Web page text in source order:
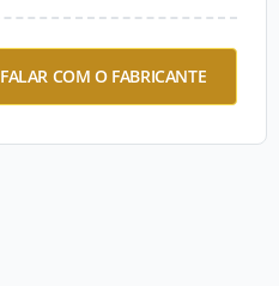
FALAR COM O FABRICANTE